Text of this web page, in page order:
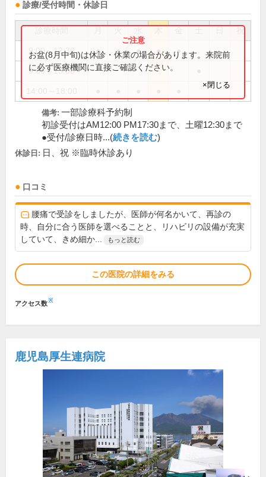
診療/受付時間・休診日
祝
9:00～12:30 ● ● ● ● ●
9:00～13:00
お盆(8月中旬)は休診・休業の場合があります。来院前
に必ず医療機関に直接ご確認ください。
×閉じる
備考: 一部診療科予約制
初診受付はAM12:00 PM17:30まで、土曜12:30まで
●受付/診療日時...(続きを読む)
休診日: 日、祝 ※臨時休診あり
口コミ
腰痛で受診をしましたが、医師が何名かいて、再診の
時、自分に合う医師を選べることと、リハビリの設備が充実
していて、きめ細か...
もっと読む
この医院の詳細をみる
アクセス数※
鹿児島厚生連病院